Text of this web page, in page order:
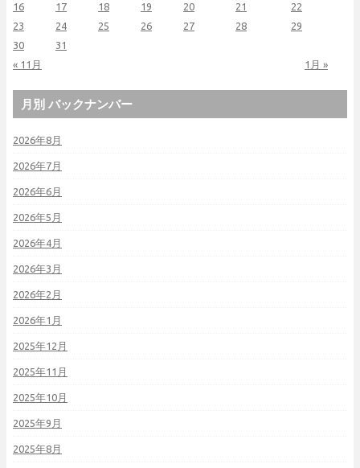
« 11月 1月 »
16
17 18 19 20 21
22
23
24 25 26 27 28
29
30
31
月別 バックナンバー
2026年8月
2026年7月
2026年6月
2026年5月
2026年4月
2026年3月
2026年2月
2026年1月
2025年12月
2025年11月
2025年10月
2025年9月
2025年8月